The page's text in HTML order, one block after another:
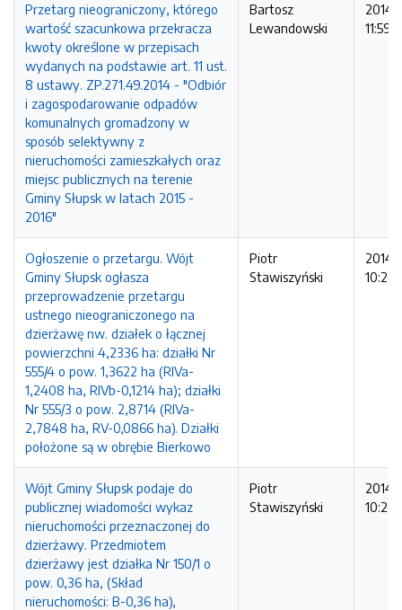
Przetarg nieograniczony, którego
wartość szacunkowa przekracza
kwoty określone w przepisach
wydanych na podstawie art. 11 ust.
8 ustawy. ZP.271.49.2014 - "Odbiór
i zagospodarowanie odpadów
komunalnych gromadzony w
sposób selektywny z
nieruchomości zamieszkałych oraz
miejsc publicznych na terenie
Gminy Słupsk w latach 2015 -
2016"
Bartosz
Lewandowski
2014-
Ogłoszenie o przetargu. Wójt
Gminy Słupsk ogłasza
przeprowadzenie przetargu
ustnego nieograniczonego na
dzierżawę nw. działek o łącznej
powierzchni 4,2336 ha: działki Nr
555/4 o pow. 1,3622 ha (RIVa-
1,2408 ha, RIVb-0,1214 ha); działki
Nr 555/3 o pow. 2,8714 (RIVa-
2,7848 ha, RV-0,0866 ha). Działki
położone są w obrębie Bierkowo
Piotr
Stawiszyński
2014-
Wójt Gminy Słupsk podaje do
publicznej wiadomości wykaz
nieruchomości przeznaczonej do
dzierżawy. Przedmiotem
dzierżawy jest działka Nr 150/1 o
pow. 0,36 ha, (Skład
nieruchomości: B-0,36 ha),
Piotr
Stawiszyński
2014-